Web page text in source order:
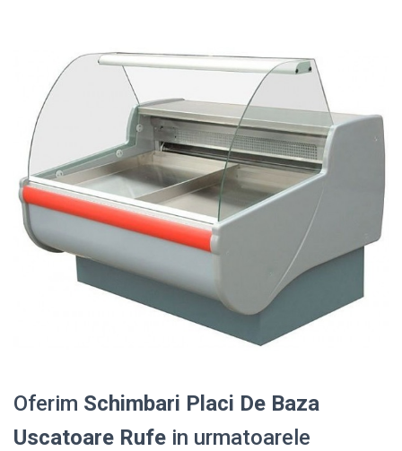
Oferim Schimbari Placi De Baza
Uscatoare Rufe in urmatoarele